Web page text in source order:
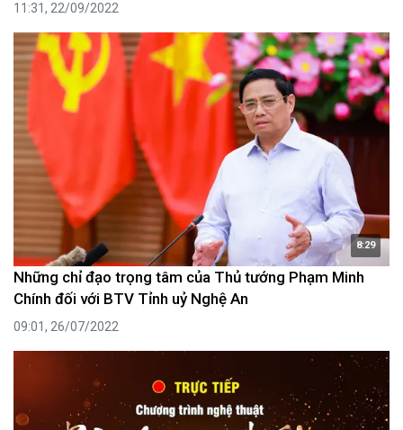
11:31, 22/09/2022
8:29
Những chỉ đạo trọng tâm của Thủ tướng Phạm Minh
Chính đối với BTV Tỉnh uỷ Nghệ An
09:01, 26/07/2022